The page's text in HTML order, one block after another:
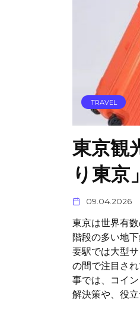
TRAVEL
東京観
り東京
09.04.2026
東京は世界有
階段の多い地
要駅では大型
の間で注目さ
事では、コイ
解決策や、役